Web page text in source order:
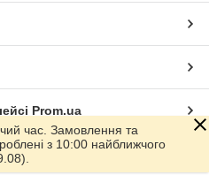
Prom.ua
час. Замовлення та
з 10:00 найближчого